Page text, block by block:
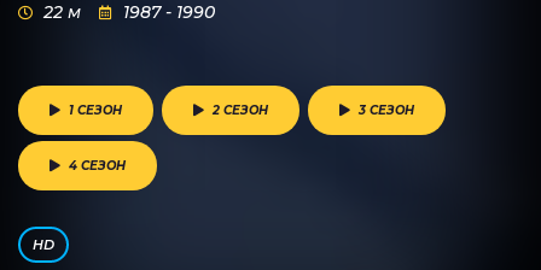
22 м 1987 - 1990
HD
1 СЕЗОН 2 СЕЗОН 3 СЕЗОН
4 СЕЗОН